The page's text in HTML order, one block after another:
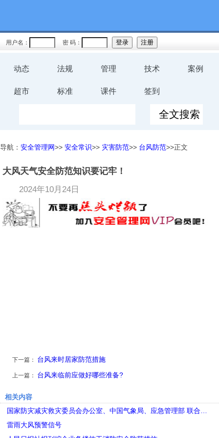
用户名： 密 码：
动态 法规 管理 技术 案例
超市 标准 课件 签到
导航： 安全管理网>> 安全常识>> 灾害防范>> 台风防范>>正文
大风天气安全防范知识要记牢！
2024年10月24日
下一篇： 台风来时居家防范措施
上一篇： 台风来临前应做好哪些准备?
相关内容
国家防灾减灾救灾委员会办公室、中国气象局、应急管理部 联合…
雷雨大风预警信号